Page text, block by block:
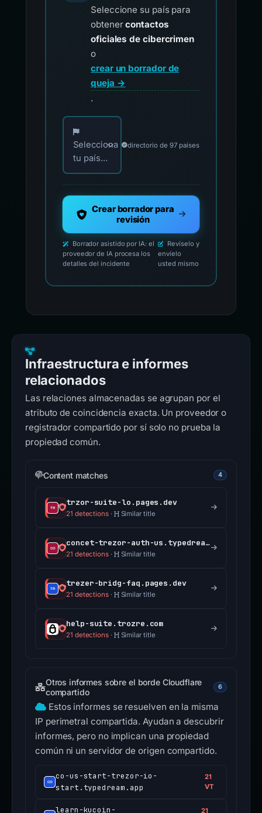
Seleccione su país para
obtenercontactos
oficiales de cibercrimen
o
crear un borrador de
queja →
.
Elija su país para los contactos oficiales de
Selecciona
tu país...
directorio de 97 países
Crear borrador para
revisión
Borrador asistido por IA: el
proveedor de IA procesa los
detalles del incidente
Revíselo y
envíelo
usted mismo
Infraestructura e informes
relacionados
Las relaciones almacenadas se agrupan por el
atributo de coincidencia exacta. Un proveedor o
registrador compartido por sí solo no prueba la
propiedad común.
Content matches 4
trzor-suite-lo.pages.dev
21 detections· Similar title
concet-trezor-auth-us.typedream.app
21 detections· Similar title
trezer-bridg-faq.pages.dev
21 detections· Similar title
help-suite.trozre.com
21 detections· Similar title
Otros informes sobre el borde Cloudflare
compartido
6
Estos informes se resuelven en la misma
IP perimetral compartida. Ayudan a descubrir
informes, pero no implican una propiedad
común ni un servidor de origen compartido.
co-us-start-trezor-io-
start.typedream.app
21
VT
learn-kucoin- 21